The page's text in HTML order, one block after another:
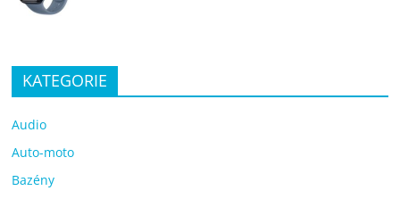
KATEGORIE
Audio
Auto-moto
Bazény